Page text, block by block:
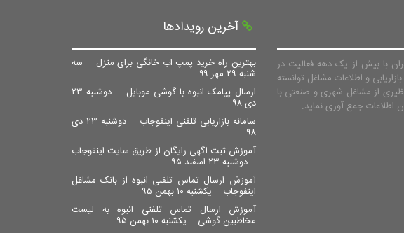
با بیش از یک دهه فعالیت در
و اطلاعات مشاغل توانسته
از مشاغل شهری و صنعتی با
آخرین رویدادها
بهترین راه خرید پمپ اب خانگی برای منزل سه
شنبه ۲۹ مهر ۹۹
ارسال پیامک انبوه با گوشی موبایل
دوشنبه ۲۳
دی ۹۸
سامانه بازاریابی تلفنی اینفوجاب
دوشنبه ۲۳ دی
۹۸
آموزش ثبت اگهی رایگان از طریق سایت اینفوجاب
دوشنبه ۲۳ اسفند ۹۵
آموزش ارسال تماس تلفنی انبوه از بانک مشاغل
اینفوجاب یکشنبه ۱۰ بهمن ۹۵
آموزش ارسال تماس تلفنی انبوه به لیست
مخاطبین گوشی یکشنبه ۱۰ بهمن ۹۵